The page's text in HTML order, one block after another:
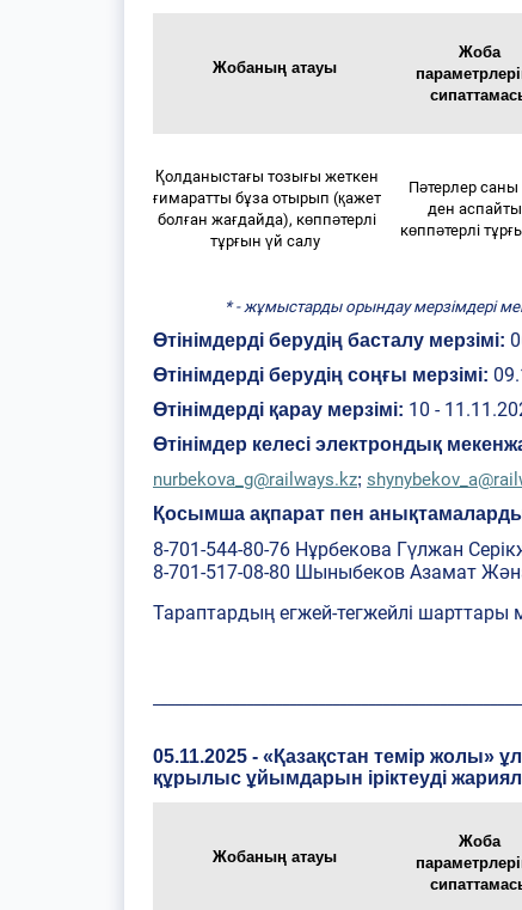
Жобаның атауы
Жоба
Қолданыстағы тозығы жеткен
ғимаратты бұза отырып (қажет
болған жағдайда), көппәтерлі
тұрғын үй салу
Пәтерлер саны
ден
көппәтерлі
* - жұмыстарды орындау мерзімдері
Өтінімдерді берудің басталу мерзімі:
Өтінімдерді берудің соңғы мерзімі:
Өтінімдерді қарау мерзімі: 10 -
Өтінімдер келесі электрондық
nurbekova_g@railways.kz;
Қосымша ақпарат пен
8-701-544-80-76 Нұрбекова Гүлжан
8-701-517-08-80 Шыныбеков Азамат
Тараптардың егжей-тегжейлі
05.11.2025 - «Қазақстан темір жолы»
құрылыс ұйымдарын іріктеуді
Жобаның атауы
Жоба